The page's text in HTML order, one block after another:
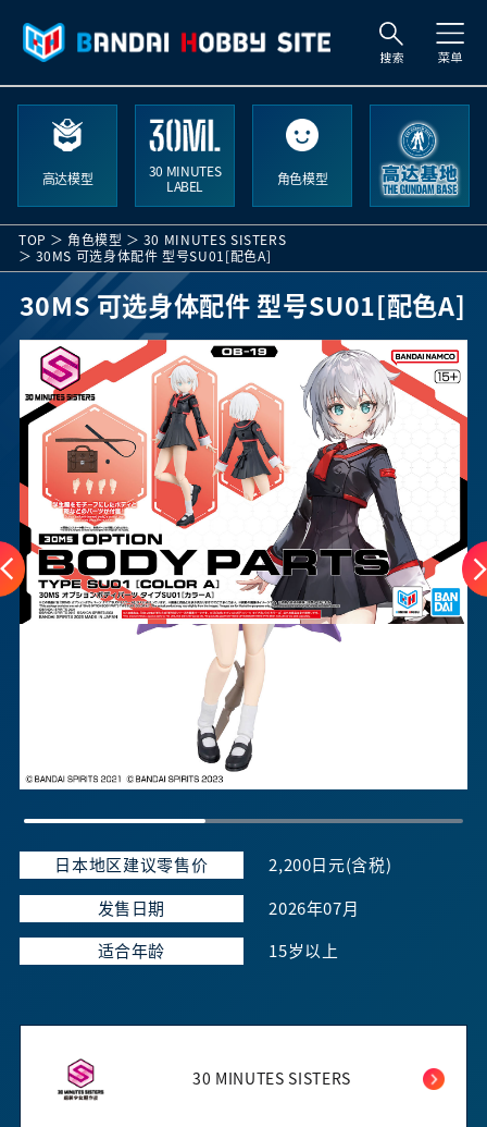
高达模型
30 MINUTES
LABEL
角色模型
TOP 角色模型
30 MINUTES SISTERS
30MS 可选身体配件 型号SU01[配色A]
30MS 可选身体配件 型号SU01[配色A]
日本地区建议零售价 2,200日元(含税)
发售日期 2026年07月
适合年龄 15岁以上
30 MINUTES SISTERS